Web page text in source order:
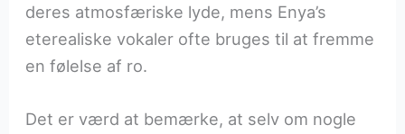
deres atmosfæriske lyde, mens Enya’s
eterealiske vokaler ofte bruges til at fremme
en følelse af ro.
Det er værd at bemærke, at selv om nogle